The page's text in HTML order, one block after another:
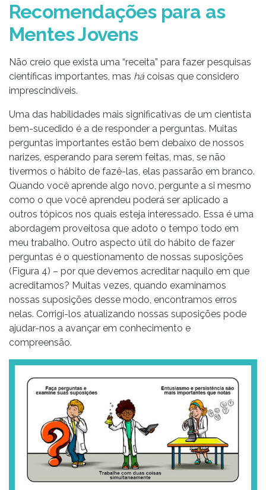
Recomendações para as
Mentes Jovens
Não creio que exista uma “receita” para fazer pesquisas
científicas importantes, mas há coisas que considero
imprescindíveis.
Uma das habilidades mais significativas de um cientista
bem-sucedido é a de responder a perguntas. Muitas
perguntas importantes estão bem debaixo de nossos
narizes, esperando para serem feitas, mas, se não
tivermos o hábito de fazê-las, elas passarão em branco.
Quando você aprende algo novo, pergunte a si mesmo
como o que você aprendeu poderá ser aplicado a
outros tópicos nos quais esteja interessado. Essa é uma
abordagem proveitosa que adoto o tempo todo em
meu trabalho. Outro aspecto útil do hábito de fazer
perguntas é o questionamento de nossas suposições
(Figura 4) – por que devemos acreditar naquilo em que
acreditamos? Muitas vezes, quando examinamos
nossas suposições desse modo, encontramos erros
nelas. Corrigi-los atualizando nossas suposições pode
ajudar-nos a avançar em conhecimento e
compreensão.